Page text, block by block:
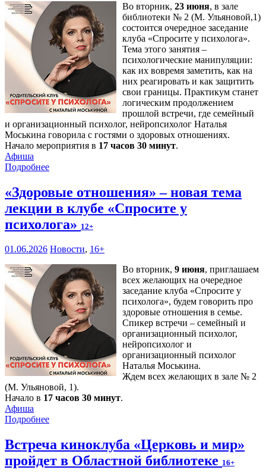
Во вторник, 23 июня, в зале
библиотеки № 2 (М. Ульяновой,1)
состоится очередное заседание
клуба «Спросите у психолога».
Тема этого занятия –
психологические манипуляции:
как их вовремя заметить, как на
них реагировать и как защитить
свои границы. Практикум станет
логическим продолжением
прошлой встречи, где семейный
и организационный психолог, нейропсихолог Наталья
Моськина говорила с гостями о здоровых отношениях.
Начало мероприятия в 17 часов 30 минут.
Афиша
Подробнее
«Здоровые отношения» – новая тема
лекции в клубе «Спросите у
психолога» 12+
01.06.2026 Новости, 16+
Во вторник, 9 июня, приглашаем
всех желающих на очередное
заседание клуба «Спросите у
психолога», будем говорить про
здоровые отношения в семье.
Спикер встречи – семейный и
организационный психолог,
нейропсихолог и
организационный психолог
Наталья Моськина.
Ждем всех желающих в зале № 2
(М. Ульяновой, 1).
Начало в 17 часов 30 минут.
Афиша
Подробнее
Встреча киноклуба «Церковь и мир»
пройдет в Областной библиотеке 16+